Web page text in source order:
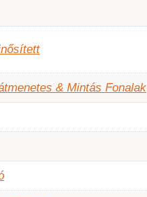
& Mintás Fonalak